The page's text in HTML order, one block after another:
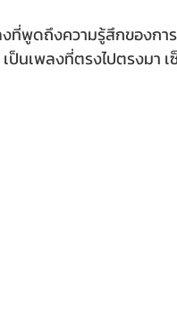
ที่พูดถึงความรู้สึกของกา
นเพลงที่ตรงไปตรงมา เ